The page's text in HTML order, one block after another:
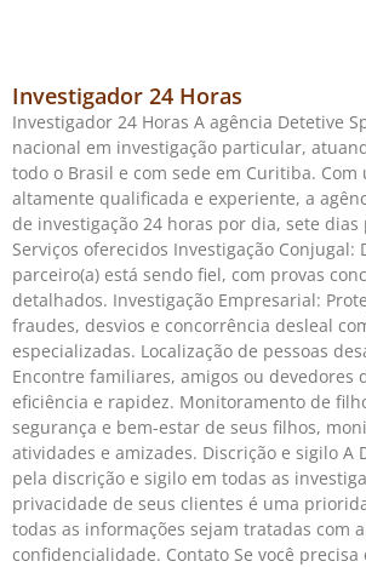
Investigador 24 Horas
Investigador 24 Horas A agência Detetive
nacional em investigação particular,
todo o Brasil e com sede em Curitiba. Com
altamente qualificada e experiente, a
de investigação 24 horas por dia, sete dias
Serviços oferecidos Investigação Conjugal:
parceiro(a) está sendo fiel, com provas
detalhados. Investigação Empresarial:
fraudes, desvios e concorrência desleal
especializadas. Localização de pessoas
Encontre familiares, amigos ou devedores
eficiência e rapidez. Monitoramento de
segurança e bem-estar de seus filhos,
atividades e amizades. Discrição e sigilo A
pela discrição e sigilo em todas as
privacidade de seus clientes é uma
todas as informações sejam tratadas com
confidencialidade. Contato Se você